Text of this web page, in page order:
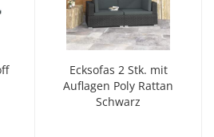
Ecksofas 2 Stk. mit
Auflagen Poly Rattan
Schwarz